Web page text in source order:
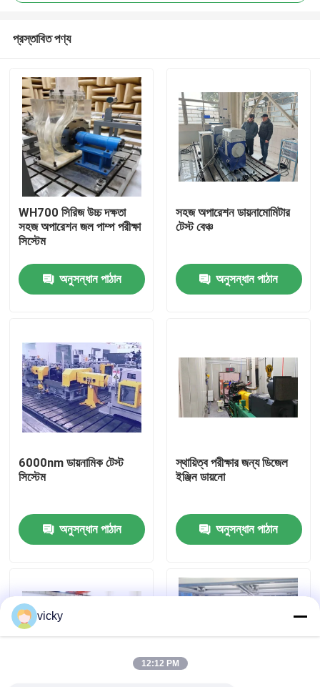
আমাদের সম্বন্ধে
কারখানা ভ্রমণ
খবর
মামলা
টর্ক ডায়নামিটার
প্রস্তাবিত পণ্য
WH700 সিরিজ উচ্চ দক্ষতা
সহজ অপারেশন জল পাম্প পরীক্ষা
সিস্টেম
অনুসন্ধান পাঠান
সহজ অপারেশন ডায়নামোমিটার
টেস্ট বেঞ্চ
অনুসন্ধান পাঠান
6000nm ডায়নামিক টেস্ট
সিস্টেম
অনুসন্ধান পাঠান
স্থায়িত্ব পরীক্ষার জন্য ডিজেল
ইঞ্জিন ডায়নো
অনুসন্ধান পাঠান
vicky
12:12 PM